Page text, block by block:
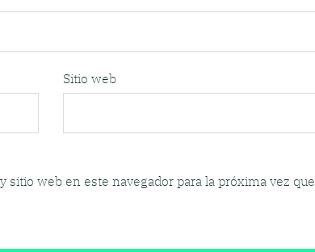
Sitio web
web en este navegador para la próxima vez que